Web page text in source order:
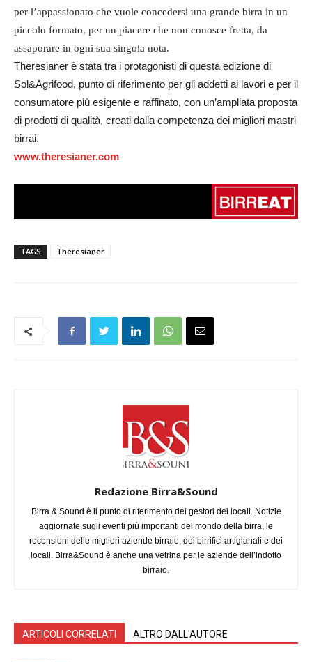
per l’appassionato che vuole concedersi una grande birra in un
piccolo formato, per un piacere che non conosce fretta, da
assaporare in ogni sua singola nota.
Theresianer è stata tra i protagonisti di questa edizione di
Sol&Agrifood, punto di riferimento per gli addetti ai lavori e per il
consumatore più esigente e raffinato, con un’ampliata proposta
di prodotti di qualità, creati dalla competenza dei migliori mastri
birrai.
www.theresianer.com
TAGS Theresianer
Redazione Birra&Sound
Birra & Sound è il punto di riferimento dei gestori dei locali. Notizie
aggiornate sugli eventi più importanti del mondo della birra, le
recensioni delle migliori aziende birraie, dei birrifici artigianali e dei
locali. Birra&Sound è anche una vetrina per le aziende dell’indotto
birraio.
ARTICOLI CORRELATI ALTRO DALL'AUTORE